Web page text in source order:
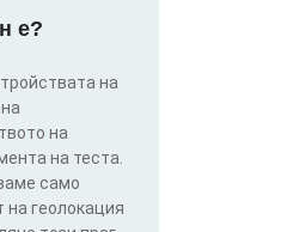
е?
на
на
на теста.
само
на геолокация